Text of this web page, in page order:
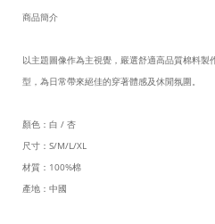
商品簡介
以主題圖像作為主視覺，嚴選舒適高品質棉料製
型，為日常帶來絕佳的穿著體感及休閒氛圍。
顏色：白 / 杏
尺寸：S/M/L/XL
材質：100%棉
產地：中國